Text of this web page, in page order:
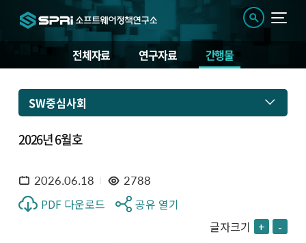
전체자료 연구자료 간행물
SW중심사회
2026년 6월호
2026.06.18 2788
PDF 다운로드
공유 열기
글자크기 + -